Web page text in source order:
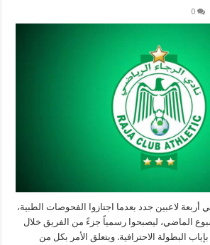
0
لاعبين جدد بعدما اجتازوا الفحوصات الطبية،
الماضي، ليصبحوا رسمياً جزءً من الفريق خلال
البطولة الاحترافية. ويتعلق الأمر بكل من